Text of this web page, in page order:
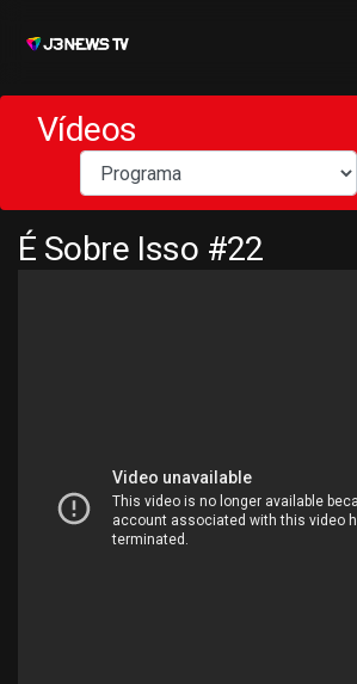
Vídeos
É Sobre Isso #22